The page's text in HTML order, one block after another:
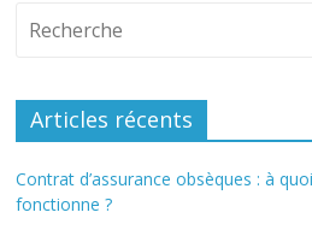
Articles récents
Contrat d’assurance obsèques : à
fonctionne ?